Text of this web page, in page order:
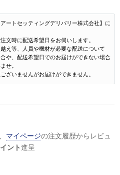
ートセッティングデリバリー株式会社】に
文時に配送希望日をお伺いします。
え等、人員や機材が必要な配送について
や、配送希望日でのお届けができない場合
せ。
ざいませんがお届けができません。
マイページの注文履歴からレビュ
ント進呈